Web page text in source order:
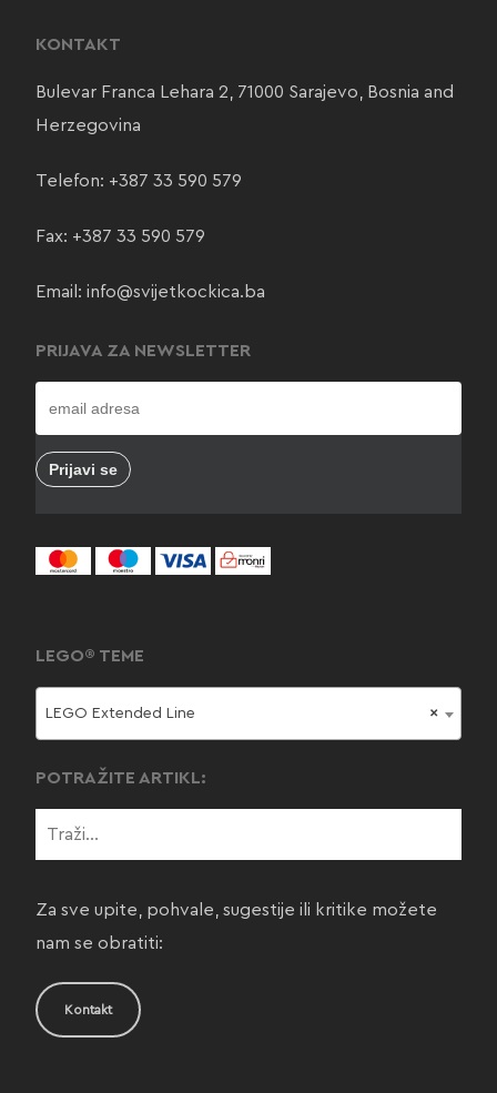
KONTAKT
Bulevar Franca Lehara 2, 71000 Sarajevo, Bosnia and
Herzegovina
Telefon: +387 33 590 579
Fax: +387 33 590 579
Email: info@svijetkockica.ba
PRIJAVA ZA NEWSLETTER
LEGO® TEME
×
LEGO Extended Line
POTRAŽITE ARTIKL:
Za sve upite, pohvale, sugestije ili kritike možete
nam se obratiti:
Kontakt